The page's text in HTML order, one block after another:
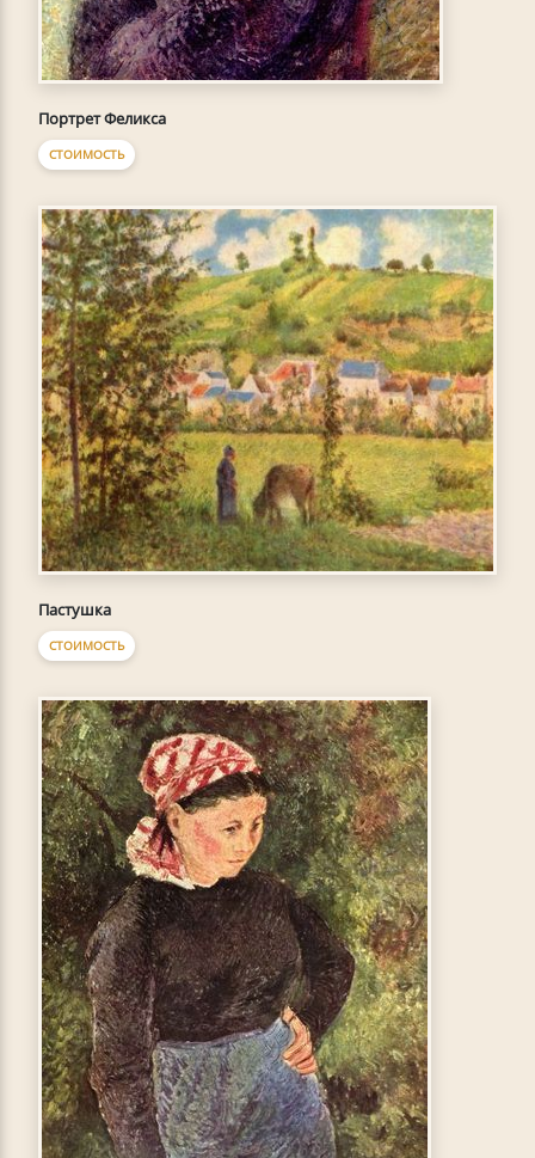
Портрет Феликса
СТОИМОСТЬ
Пастушка
СТОИМОСТЬ